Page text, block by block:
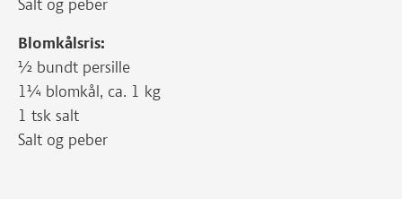
Salt og peber
Blomkålsris:
½ bundt persille
1¼ blomkål, ca. 1 kg
1 tsk salt
Salt og peber